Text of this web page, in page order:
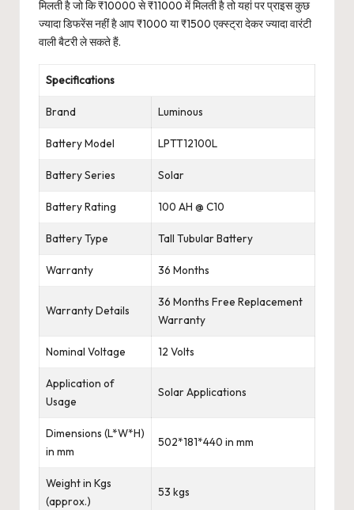
मिलती है जो कि ₹10000 से ₹11000 में मिलती है तो यहां पर प्राइस कुछ
ज्यादा डिफरेंस नहीं है आप ₹1000 या ₹1500 एक्स्ट्रा देकर ज्यादा वारंटी
वाली बैटरी ले सकते हैं.
Specifications
Brand Luminous
Battery Model LPTT12100L
Battery Series Solar
Battery Rating 100 AH @ C10
Battery Type Tall Tubular Battery
Warranty 36 Months
Warranty Details
36 Months Free Replacement
Warranty
Nominal Voltage 12 Volts
Application of
Usage
Solar Applications
Dimensions (L*W*H)
in mm
502*181*440 in mm
Weight in Kgs
(approx.)
53 kgs